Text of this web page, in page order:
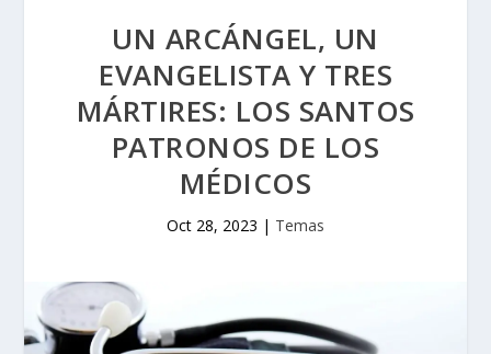
UN ARCÁNGEL, UN
EVANGELISTA Y TRES
MÁRTIRES: LOS SANTOS
PATRONOS DE LOS
MÉDICOS
Oct 28, 2023 | Temas